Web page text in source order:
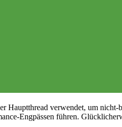
Hauptthread verwendet, um
Engpässen führen.